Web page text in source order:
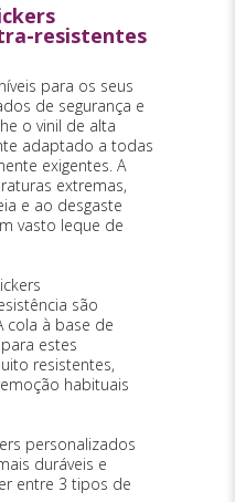
resistentes
para os seus
de segurança e
o vinil de alta
adaptado a todas
exigentes. A
extremas,
e ao desgaste
vasto leque de
são
cola à base de
estes
resistentes,
habituais
personalizados
duráveis e
entre 3 tipos de